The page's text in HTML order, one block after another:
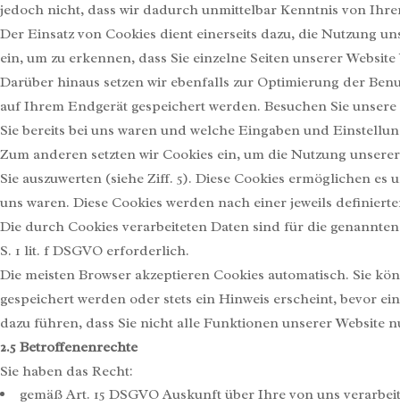
jedoch nicht, dass wir dadurch unmittelbar Kenntnis von
Der Einsatz von Cookies dient einerseits dazu, die Nutzung
ein, um zu erkennen, dass Sie einzelne Seiten unserer
Darüber hinaus setzen wir ebenfalls zur Optimierung der
auf Ihrem Endgerät gespeichert werden. Besuchen Sie
Sie bereits bei uns waren und welche Eingaben und
Zum anderen setzten wir Cookies ein, um die Nutzung
Sie auszuwerten (siehe Ziff. 5). Diese Cookies ermöglichen
uns waren. Diese Cookies werden nach einer jeweils
Die durch Cookies verarbeiteten Daten sind für die
S. 1 lit. f DSGVO erforderlich.
Die meisten Browser akzeptieren Cookies automatisch. Sie
gespeichert werden oder stets ein Hinweis erscheint, bevor
dazu führen, dass Sie nicht alle Funktionen unserer Website
2.5 Betroffenenrechte
Sie haben das Recht:
gemäß Art. 15 DSGVO Auskunft über Ihre von uns